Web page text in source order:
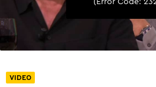
VIDEO